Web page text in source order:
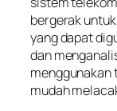
bergerak
yang dapat
dan
menggunakan
mudah